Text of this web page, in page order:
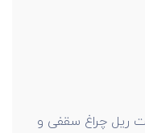
ریل چراغ سقفی و